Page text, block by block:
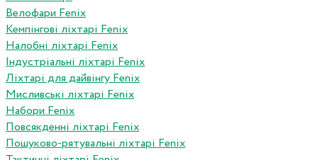
Велофари Fenix
Кемпінгові ліхтарі Fenix
Налобні ліхтарі Fenix
Індустріальні ліхтарі Fenix
Ліхтарі для дайвінгу Fenix
Мисливські ліхтарі Fenix
Набори Fenix
Повсякденні ліхтарі Fenix
Пошуково-рятувальні ліхтарі Fenix